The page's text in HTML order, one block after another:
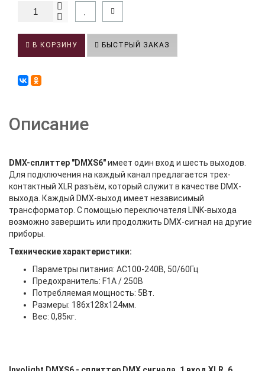
В КОРЗИНУ БЫСТРЫЙ ЗАКАЗ
Описание
DMX-сплиттер "DMXS6"имеет один вход и шесть выходов.
Для подключения на каждый канал предлагается трех-
контактный XLR разъём, который служит в качестве DMX-
выхода. Каждый DMX-выход имеет независимый
трансформатор. С помощью переключателя LINK-выхода
возможно завершить или продолжить DMX-сигнал на другие
приборы.
Технические характеристики:
Параметры питания: AC100-240В, 50/60Гц
Предохранитель: F1A / 250В
Потребляемая мощность: 5Вт.
Размеры: 186x128x124мм.
Вес: 0,85кг.